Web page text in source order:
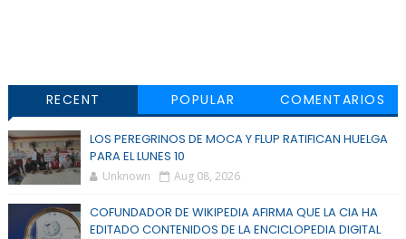
RECENT POPULAR COMENTARIOS
LOS PEREGRINOS DE MOCA Y FLUP RATIFICAN HUELGA
PARA EL LUNES 10
Unknown Aug 08, 2026
COFUNDADOR DE WIKIPEDIA AFIRMA QUE LA CIA HA
EDITADO CONTENIDOS DE LA ENCICLOPEDIA DIGITAL